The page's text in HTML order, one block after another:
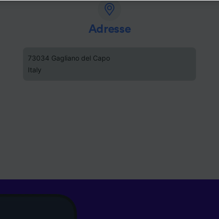
Adresse
73034 Gagliano del Capo
Italy
en cliquant ci-dessous ou à tout moment sur la page de la
de confidentialité. Ces préférences seront signalées à nos
et n’affecteront pas les données de navigation. Vos
ainsi que nos partenaires externes, traitent des